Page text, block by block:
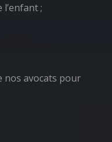
;
nos avocats pour